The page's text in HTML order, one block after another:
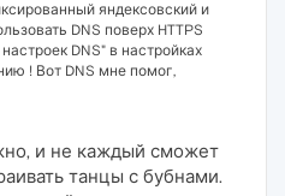
яндексовский и
DNS поверх HTTPS
DNS" в настройках
! Вот DNS мне помог,
и не каждый сможет
танцы с бубнами.